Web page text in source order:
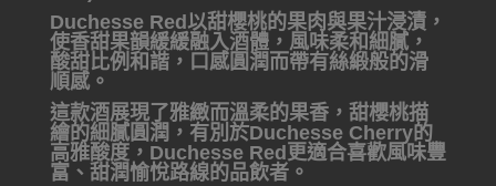
Duchesse Red以甜櫻桃的果肉與果汁浸漬，
使香甜果韻緩緩融入酒體，風味柔和細膩，
酸甜比例和諧，口感圓潤而帶有絲緞般的滑
順感。
這款酒展現了雅緻而溫柔的果香，甜櫻桃描
繪的細膩圓潤，有別於Duchesse Cherry的
高雅酸度，Duchesse Red更適合喜歡風味豐
富、甜潤愉悅路線的品飲者。